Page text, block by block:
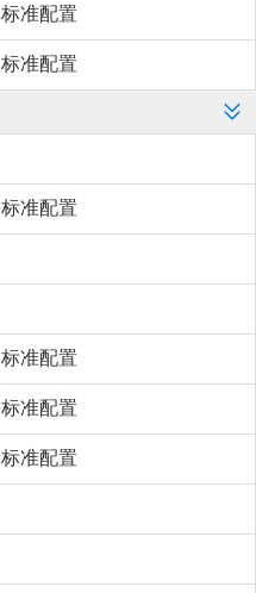
标准配置
标准配置
标准配置
标准配置
标准配置
标准配置